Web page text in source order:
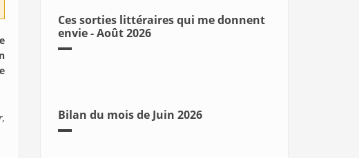
Ces sorties littéraires qui me donnent
envie - Août 2026
Bilan du mois de Juin 2026